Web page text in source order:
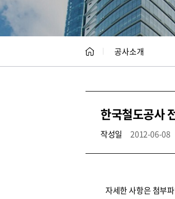
공사소개
한국철도공사
작성일 2012-06-08
자세한 사항은 첨부